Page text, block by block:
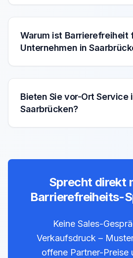
Warum ist Barrierefreiheit
Unternehmen in
Bieten Sie vor-Ort Service
Saarbrücken?
Sprecht direkt
Barrierefreiheits-
Keine Sales-
Verkaufsdruck –
offene Partner-Preise